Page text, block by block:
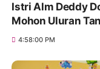
Istri Alm Deddy
Mohon Uluran
4:58:00 PM